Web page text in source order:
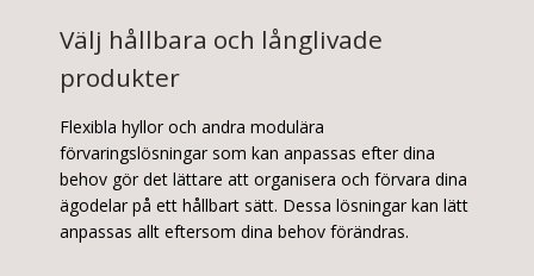
Välj hållbara och långlivade
produkter
Flexibla hyllor och andra modulära
förvaringslösningar som kan anpassas efter dina
behov gör det lättare att organisera och förvara dina
ägodelar på ett hållbart sätt. Dessa lösningar kan lätt
anpassas allt eftersom dina behov förändras.